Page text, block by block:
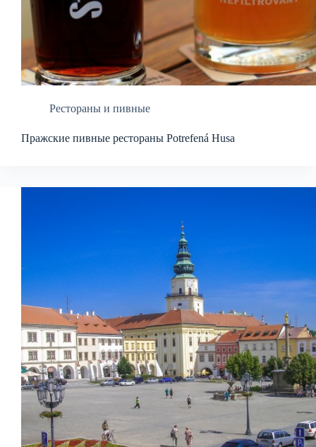
Рестораны и пивные
Пражские пивные рестораны Potrefená Husa